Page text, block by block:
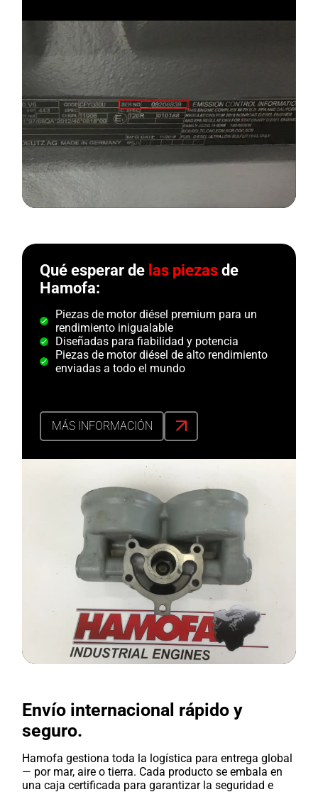
Qué esperar de las piezasde
Hamofa:
Piezas de motor diésel premium para un
rendimiento inigualable
Diseñadas para fiabilidad y potencia
Piezas de motor diésel de alto rendimiento
enviadas a todo el mundo
MÁS INFORMACIÓN
Envío internacional rápido y
seguro.
Hamofa gestiona toda la logística para entrega global
— por mar, aire o tierra. Cada producto se embala en
una caja certificada para garantizar la seguridad e